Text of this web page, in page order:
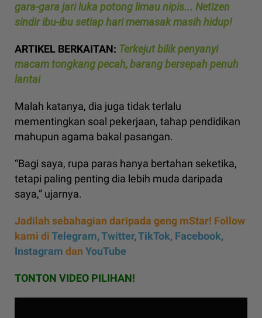
gara-gara jari luka potong limau nipis... Netizen
sindir ibu-ibu setiap hari memasak masih hidup!
ARTIKEL BERKAITAN: Terkejut bilik penyanyi
macam tongkang pecah, barang bersepah penuh
lantai
Malah katanya, dia juga tidak terlalu
mementingkan soal pekerjaan, tahap pendidikan
mahupun agama bakal pasangan.
“Bagi saya, rupa paras hanya bertahan seketika,
tetapi paling penting dia lebih muda daripada
saya,” ujarnya.
Jadilah sebahagian daripada geng mStar! Follow
kami diTelegram,Twitter,TikTok, Facebook,
Instagram dan YouTube
TONTON VIDEO PILIHAN!